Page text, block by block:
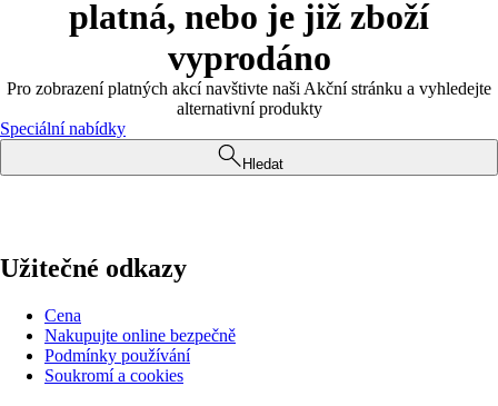
platná, nebo je již zboží
vyprodáno
Pro zobrazení platných akcí navštivte naši Akční stránku a vyhledejte
alternativní produkty
Speciální nabídky
Hledat
Užitečné odkazy
Cena
Nakupujte online bezpečně
Podmínky používání
Soukromí a cookies